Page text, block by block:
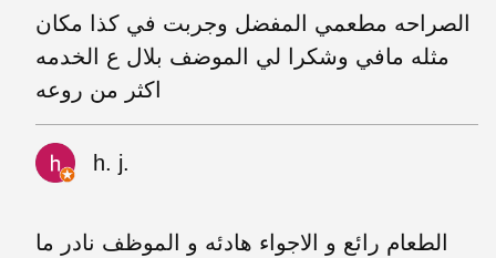
الصراحه مطعمي المفضل وجربت في كذا مكان
مثله مافي وشكرا لي الموضف بلال ع الخدمه
اكثر من روعه
h. j.
الطعام رائع و الاجواء هادئه و الموظف نادر ما